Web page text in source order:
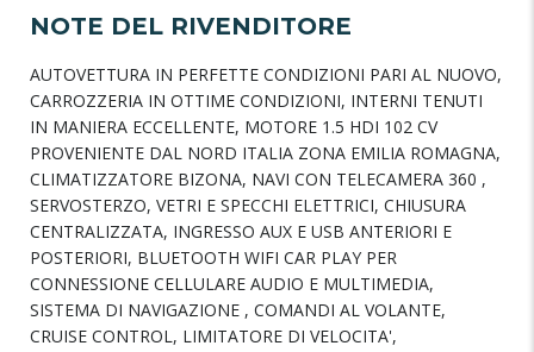
NOTE DEL RIVENDITORE
AUTOVETTURA IN PERFETTE CONDIZIONI PARI AL NUOVO,
CARROZZERIA IN OTTIME CONDIZIONI, INTERNI TENUTI
IN MANIERA ECCELLENTE, MOTORE 1.5 HDI 102 CV
PROVENIENTE DAL NORD ITALIA ZONA EMILIA ROMAGNA,
CLIMATIZZATORE BIZONA, NAVI CON TELECAMERA 360 ,
SERVOSTERZO, VETRI E SPECCHI ELETTRICI, CHIUSURA
CENTRALIZZATA, INGRESSO AUX E USB ANTERIORI E
POSTERIORI, BLUETOOTH WIFI CAR PLAY PER
CONNESSIONE CELLULARE AUDIO E MULTIMEDIA,
SISTEMA DI NAVIGAZIONE , COMANDI AL VOLANTE,
CRUISE CONTROL, LIMITATORE DI VELOCITA',